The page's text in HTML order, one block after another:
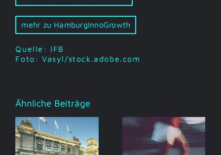
mehr zu HamburgInnoGrowth
Quelle: IFB
Foto: Vasyl/stock.adobe.com
Ähnliche Beiträge